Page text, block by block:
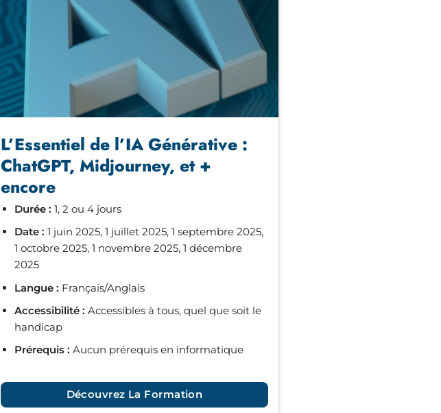
L’Essentiel de l’IA Générative :
ChatGPT, Midjourney, et +
encore
Durée : 1, 2 ou 4 jours
Date : 1 juin 2025, 1 juillet 2025, 1 septembre 2025,
1 octobre 2025, 1 novembre 2025, 1 décembre
2025
Langue : Français/Anglais
Accessibilité : Accessibles à tous, quel que soit le
handicap
Prérequis : Aucun prérequis en informatique
Découvrez La Formation